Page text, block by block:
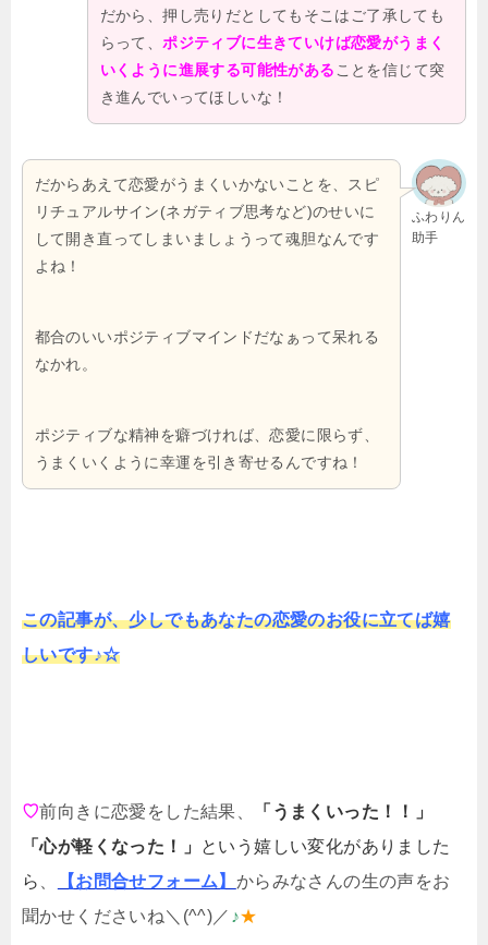
だから、押し売りだとしてもそこはご了承しても
らって、ポジティブに生きていけば恋愛がうまく
いくように進展する可能性があることを信じて突
き進んでいってほしいな！
ふわりん
助手
だからあえて恋愛がうまくいかないことを、スピ
リチュアルサイン(ネガティブ思考など)のせいに
して開き直ってしまいましょうって魂胆なんです
よね！
都合のいいポジティブマインドだなぁって呆れる
なかれ。
ポジティブな精神を癖づければ、恋愛に限らず、
うまくいくように幸運を引き寄せるんですね！
この記事が、少しでもあなたの恋愛のお役に立てば嬉
しいです♪☆
♡前向きに恋愛をした結果、
「うまくいった！！」
「心が軽くなった！」
という嬉しい変化がありました
ら
【お問合せフォーム】 からみなさんの生の声をお
聞かせくださいね＼(^^)／ ♪★